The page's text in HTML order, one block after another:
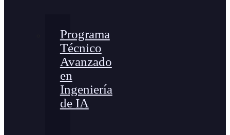
Programa
Técnico
Avanzado
en
Ingeniería
de IA